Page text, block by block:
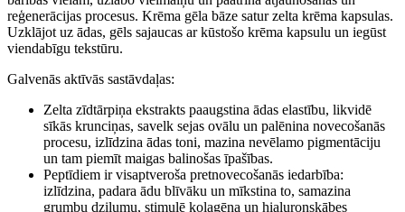
zīdtārpiņa
ekstraktu
daudzums
reģenerācijas procesus. Krēma gēla bāze satur zelta krēma kapsulas.
Uzklājot uz ādas, gēls sajaucas ar kūstošo krēma kapsulu un iegūst
viendabīgu tekstūru.
Galvenās aktīvās sastāvdaļas:
Zelta zīdtārpiņa ekstrakts paaugstina ādas elastību, likvidē
sīkās krunciņas, savelk sejas ovālu un palēnina novecošanās
procesu, izlīdzina ādas toni, mazina nevēlamo pigmentāciju
un tam piemīt maigas balinošas īpašības.
Peptīdiem ir visaptveroša pretnovecošanās iedarbība:
izlīdzina, padara ādu blīvāku un mīkstina to, samazina
grumbu dziļumu, stimulē kolagēna un hialuronskābes